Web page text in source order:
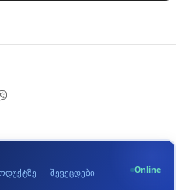
— შევეცდები
Online